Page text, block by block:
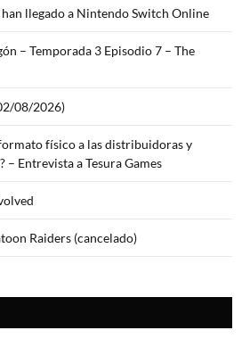
llegado a Nintendo Switch Online
– Temporada 3 Episodio 7 – The
08/2026)
físico a las distribuidoras y
– Entrevista a Tesura Games
Raiders (cancelado)